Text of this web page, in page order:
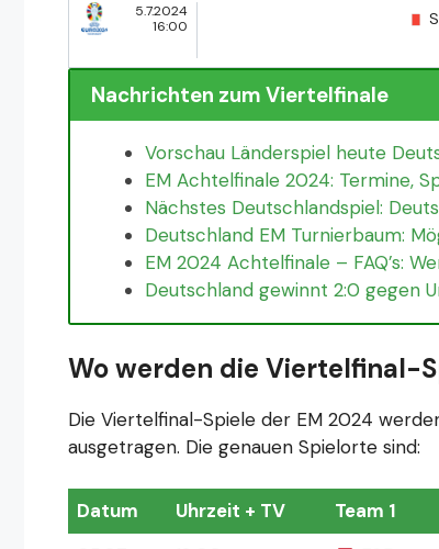
5.7.2024
16:00
Nachrichten zum Viertelfinale
Vorschau Länderspiel heute
EM Achtelfinale 2024: Termine,
Nächstes Deutschlandspiel:
Deutschland EM Turnierbaum:
EM 2024 Achtelfinale – FAQ’s:
Deutschland gewinnt 2:0 gegen
Wo werden die Viertelfinal-
Die Viertelfinal-Spiele der EM 2024
ausgetragen. Die genauen Spielorte sind:
Datum Uhrzeit + TV Team 1